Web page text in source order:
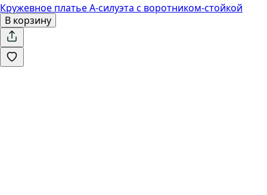
Кружевное платье А-силуэта с воротником-стойкой
В корзину